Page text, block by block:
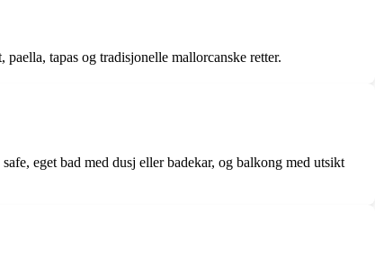
tapas og tradisjonelle mallorcanske retter.
eget bad med dusj eller badekar, og balkong med utsikt